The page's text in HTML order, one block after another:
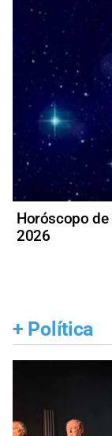
Horóscopo
2026
+ Política